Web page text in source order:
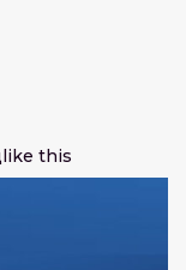
like this